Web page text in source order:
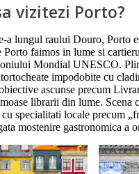
vizitezi Porto?
a lungul raului Douro, Porto
Porto faimos in lume si
Mondial UNESCO.
impodobite cu
ascunse precum
librarii din lume. Scena
specialitati locale precum
mostenire gastronomica a